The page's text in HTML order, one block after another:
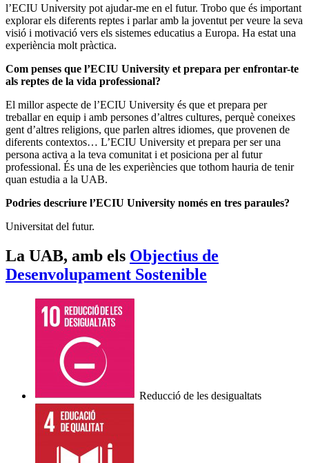
l’ECIU University pot ajudar-me en el futur. Trobo que és important
explorar els diferents reptes i parlar amb la joventut per veure la seva
visió i motivació vers els sistemes educatius a Europa. Ha estat una
experiència molt pràctica.
Com penses que l’ECIU University et prepara per enfrontar-te
als reptes de la vida professional?
El millor aspecte de l’ECIU University és que et prepara per
treballar en equip i amb persones d’altres cultures, perquè coneixes
gent d’altres religions, que parlen altres idiomes, que provenen de
diferents contextos… L’ECIU University et prepara per ser una
persona activa a la teva comunitat i et posiciona per al futur
professional. És una de les experiències que tothom hauria de tenir
quan estudia a la UAB.
Podries descriure l’ECIU University només en tres paraules?
Universitat del futur.
La UAB, amb els Objectius de
Desenvolupament Sostenible
Reducció de les desigualtats